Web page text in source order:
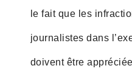
le fait que les
journalistes dans
doivent être